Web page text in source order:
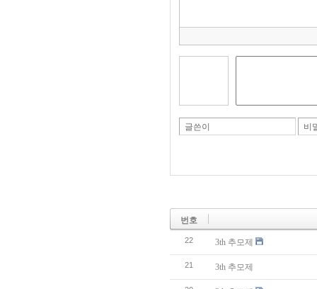
글쓴이 비
번호
22 3th 추모제
21 3th 추모제